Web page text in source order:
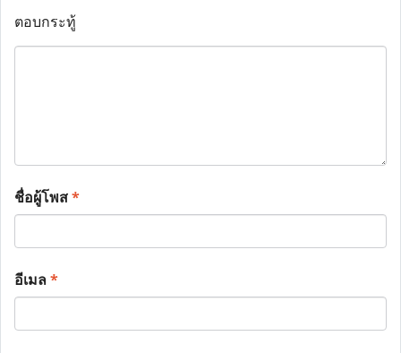
ตอบกระทู้
ชื่อผู้โพส*
อีเมล*